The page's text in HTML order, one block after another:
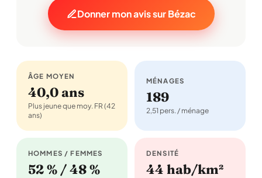
Donner mon avis sur Bézac
ÂGE MOYEN
40,0 ans
Plus jeune que moy. FR (42
ans)
MÉNAGES
189
2,51 pers. / ménage
HOMMES / FEMMES
52 % / 48 %
DENSITÉ
44 hab/km²